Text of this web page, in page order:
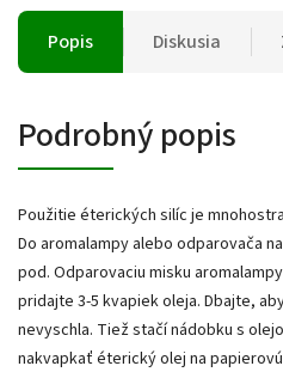
Popis Diskusia
Podrobný popis
Použitie éterických silíc je
Do aromalampy alebo odparovača
pod. Odparovaciu misku
pridajte 3-5 kvapiek oleja. Dbajte,
nevyschla. Tiež stačí nádobku s
nakvapkať éterický olej na